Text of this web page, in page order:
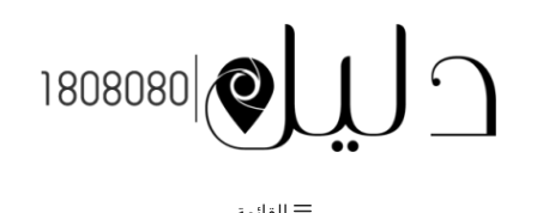
المحتوى